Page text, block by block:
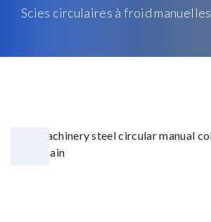
Scies circulaires à froid manuelles